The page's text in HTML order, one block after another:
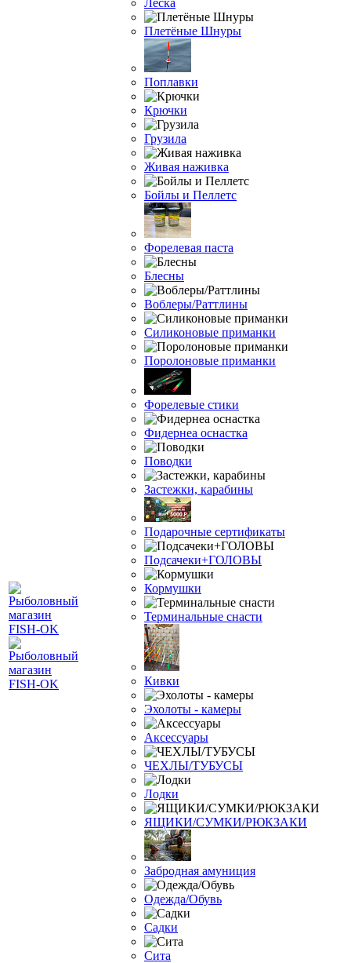
Леска
Плетёные Шнуры
Поплавки
Крючки
Грузила
Живая наживка
Бойлы и Пеллетс
Форелевая паста
Блесны
Воблеры/Раттлины
Силиконовые приманки
Поролоновые приманки
Форелевые стики
Фидернеа оснастка
Поводки
Застежки, карабины
Подарочные сертификаты
Подсачеки+ГОЛОВЫ
Кормушки
Терминальные снасти
Кивки
Эхолоты - камеры
Аксессуары
ЧЕХЛЫ/ТУБУСЫ
Лодки
ЯЩИКИ/СУМКИ/РЮКЗАКИ
Забродная амуниция
Одежда/Обувь
Садки
Сита